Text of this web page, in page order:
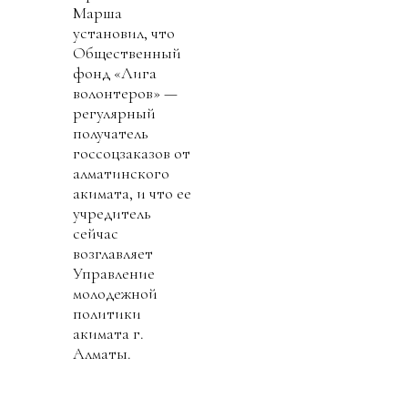
Марша
установил, что
Общественный
фонд «Лига
волонтеров» —
регулярный
получатель
госсоцзаказов от
алматинского
акимата, и что ее
учредитель
сейчас
возглавляет
Управление
молодежной
политики
акимата г.
Алматы.